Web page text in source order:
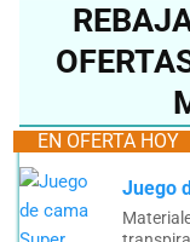
EN OFERTA HOY